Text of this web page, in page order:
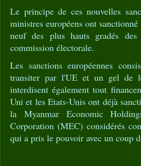
Le principe de ces nouvelles
ministres européens ont
neuf des plus hauts gradés
commission électorale.
Les sanctions européennes
transiter par l'UE et un gel de
interdisent également tout
Uni et les Etats-Unis ont déjà
la Myanmar Economic
Corporation (MEC) considérés
qui a pris le pouvoir avec un coup